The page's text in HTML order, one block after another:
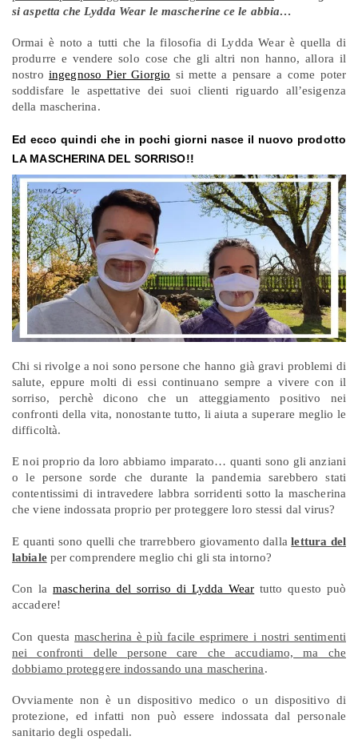
si aspetta che Lydda Wear le mascherine ce le abbia…
Ormai è noto a tutti che la filosofia di Lydda Wear è quella di
produrre e vendere solo cose che gli altri non hanno, allora il
nostroingegnoso Pier Giorgio si mette a pensare a come poter
soddisfare le aspettative dei suoi clienti riguardo all’esigenza
della mascherina.
Ed ecco quindi che in pochi giorni nasce il nuovo prodotto
LA MASCHERINA DEL SORRISO!!
Chi si rivolge a noi sono persone che hanno già gravi problemi di
salute, eppure molti di essi continuano sempre a vivere con il
sorriso, perchè dicono che un atteggiamento positivo nei
confronti della vita, nonostante tutto, li aiuta a superare meglio le
difficoltà.
E noi proprio da loro abbiamo imparato… quanti sono gli anziani
o le persone sorde che durante la pandemia sarebbero stati
contentissimi di intravedere labbra sorridenti sotto la mascherina
che viene indossata proprio per proteggere loro stessi dal virus?
E quanti sono quelli che trarrebbero giovamento dallalettura del
labialeper comprendere meglio chi gli sta intorno?
Con lamascherina del sorriso di Lydda Wear tutto questo può
accadere!
Con questamascherina è più facile esprimere i nostri sentimenti
nei confronti delle persone care che accudiamo, ma che
dobbiamo proteggere indossando una mascherina.
Ovviamente non è un dispositivo medico o un dispositivo di
protezione, ed infatti non può essere indossata dal personale
sanitario degli ospedali.